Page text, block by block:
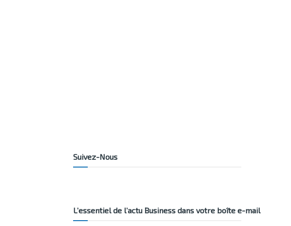
Suivez-Nous
L’essentiel de l’actu Business dans votre boîte e-mail